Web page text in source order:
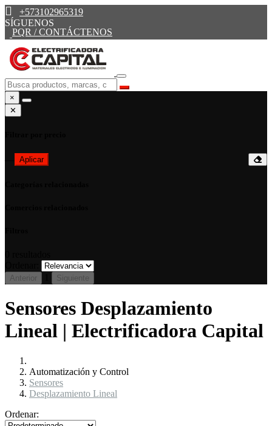
+573102965319
SÍGUENOS
PQR / CONTÁCTENOS
×
✕
Aplicar
Anterior Siguiente
Sensores Desplazamiento
Lineal | Electrificadora Capital
Automatización y Control
Sensores
Desplazamiento Lineal
Ordenar: